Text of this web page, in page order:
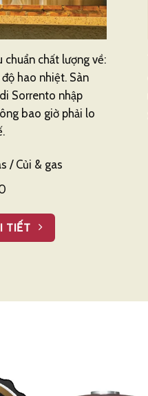
chuẩn chất lượng về:
hao nhiệt. Sàn
Sorrento nhập
bao giờ phải lo
/ Củi & gas
TIẾT